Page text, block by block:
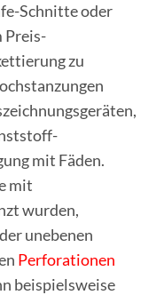
Schnitte oder
Preis-
zu
mit Fäden.
mit
wurden,
unebenen
Perforationen
beispielsweise